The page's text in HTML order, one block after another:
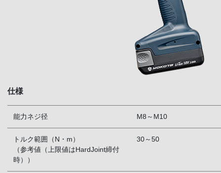
仕様
能力ネジ径 M8～M10
トルク範囲（N・m）
（参考値（上限値はHardJoint締付
時））
30～50